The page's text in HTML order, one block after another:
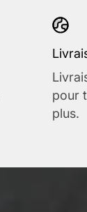
pour
plus.